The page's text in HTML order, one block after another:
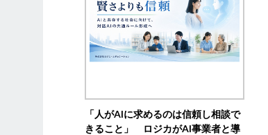
「人がAIに求めるのは信頼し相談で
きること」 ロジカがAI事業者と導